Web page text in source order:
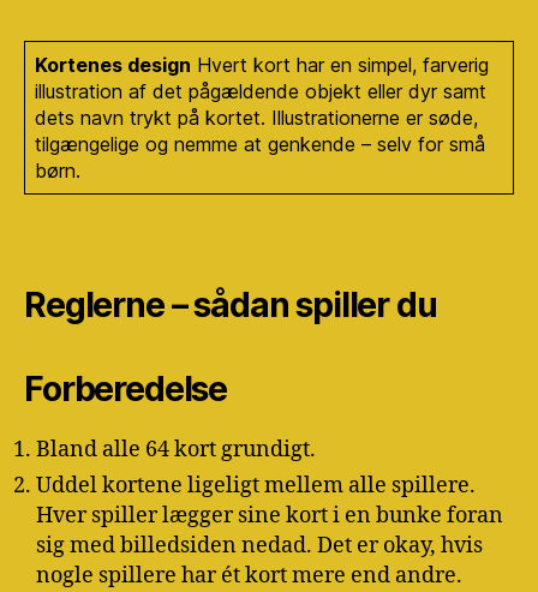
Kortenes design Hvert kort har en simpel, farverig
illustration af det pågældende objekt eller dyr samt
dets navn trykt på kortet. Illustrationerne er søde,
tilgængelige og nemme at genkende – selv for små
børn.
Reglerne – sådan spiller du
Forberedelse
Bland alle 64 kort grundigt.
Uddel kortene ligeligt mellem alle spillere.
Hver spiller lægger sine kort i en bunke foran
sig med billedsiden nedad. Det er okay, hvis
nogle spillere har ét kort mere end andre.